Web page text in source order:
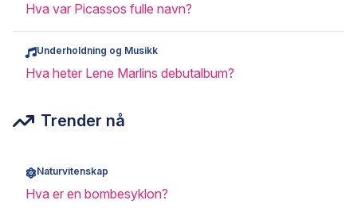
Hva var Picassos fulle navn?
Underholdning og Musikk
Hva heter Lene Marlins debutalbum?
Trender nå
Naturvitenskap
Hva er en bombesyklon?